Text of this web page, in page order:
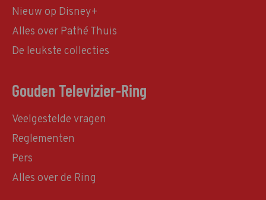
Nieuw op Disney+
Alles over Pathé Thuis
De leukste collecties
Gouden Televizier-Ring
Veelgestelde vragen
Reglementen
Pers
Alles over de Ring